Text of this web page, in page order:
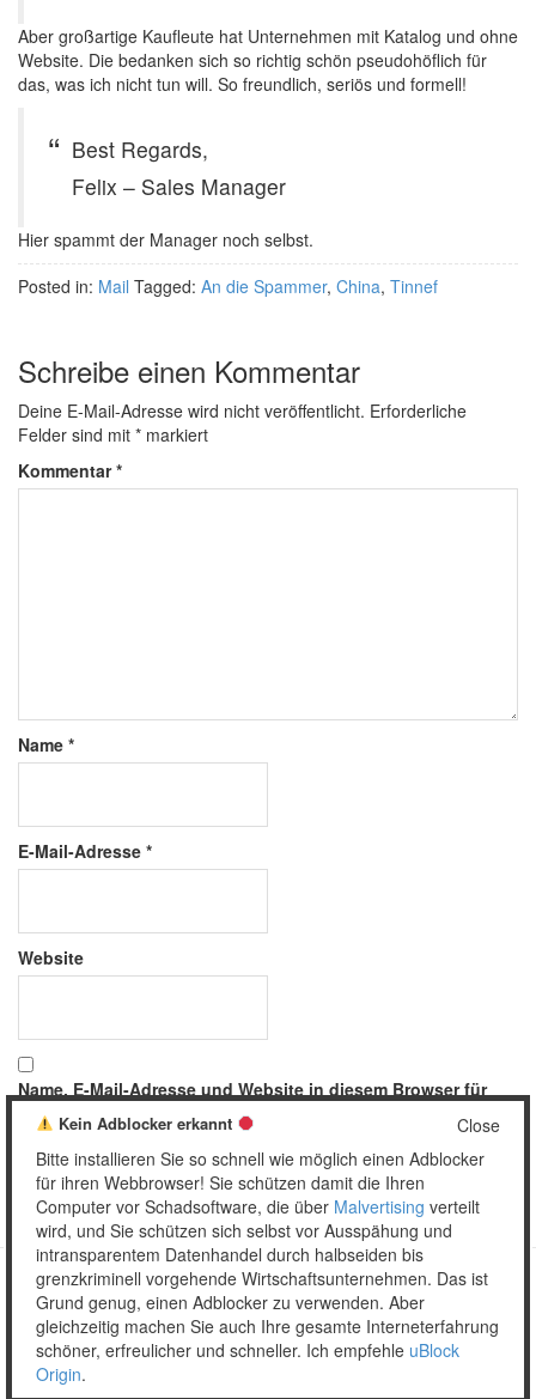
Aber großartige Kaufleute hat Unternehmen mit Katalog und ohne
Website. Die bedanken sich so richtig schön pseudohöflich für
das, was ich nicht tun will. So freundlich, seriös und formell!
Best Regards,
Felix – Sales Manager
Hier spammt der Manager noch selbst.
Posted in: Mail Tagged: An die Spammer, China, Tinnef
Schreibe einen Kommentar
Deine E-Mail-Adresse wird nicht veröffentlicht. Erforderliche
Felder sind mit * markiert
Kommentar*
Name *
E-Mail-Adresse *
Website
Name, E-Mail-Adresse und Website in diesem Browser für
meinen nächsten Kommentar speichern.
Copyright © 2026 Unser täglich Spam.
MobileWordPress Theme by themehall.com
Close
Kein Adblocker erkannt
Bitte installieren Sie so schnell wie möglich einen Adblocker
für ihren Webbrowser! Sie schützen damit die Ihren
Computer vor Schadsoftware, die über Malvertising verteilt
wird, und Sie schützen sich selbst vor Ausspähung und
intransparentem Datenhandel durch halbseiden bis
grenzkriminell vorgehende Wirtschaftsunternehmen. Das ist
Grund genug, einen Adblocker zu verwenden. Aber
gleichzeitig machen Sie auch Ihre gesamte Interneterfahrung
schöner, erfreulicher und schneller. Ich empfehle uBlock
Origin.